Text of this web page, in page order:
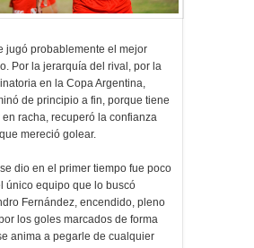
jugó probablemente el mejor
Por la jerarquía del rival, por la
en la Copa Argentina,
de principio a fin, porque tiene
racha, recuperó la confianza
mereció golear.
dio en el primer tiempo fue poco
único equipo que lo buscó
Fernández, encendido, pleno
los goles marcados de forma
anima a pegarle de cualquier